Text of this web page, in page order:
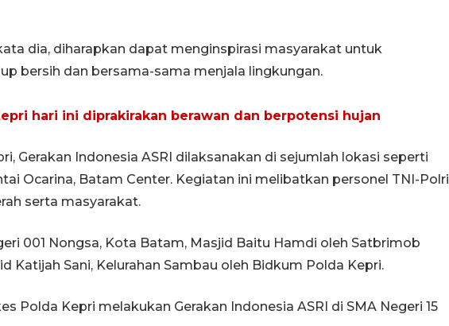
dia, diharapkan dapat menginspirasi masyarakat untuk
bersih dan bersama-sama menjala lingkungan.
hari ini diprakirakan berawan dan berpotensi hujan
Gerakan Indonesia ASRI dilaksanakan di sejumlah lokasi seperti
Ocarina, Batam Center. Kegiatan ini melibatkan personel TNI-Polri
serta masyarakat.
001 Nongsa, Kota Batam, Masjid Baitu Hamdi oleh Satbrimob
Katijah Sani, Kelurahan Sambau oleh Bidkum Polda Kepri.
Polda Kepri melakukan Gerakan Indonesia ASRI di SMA Negeri 15
gunakan mobil jenazah